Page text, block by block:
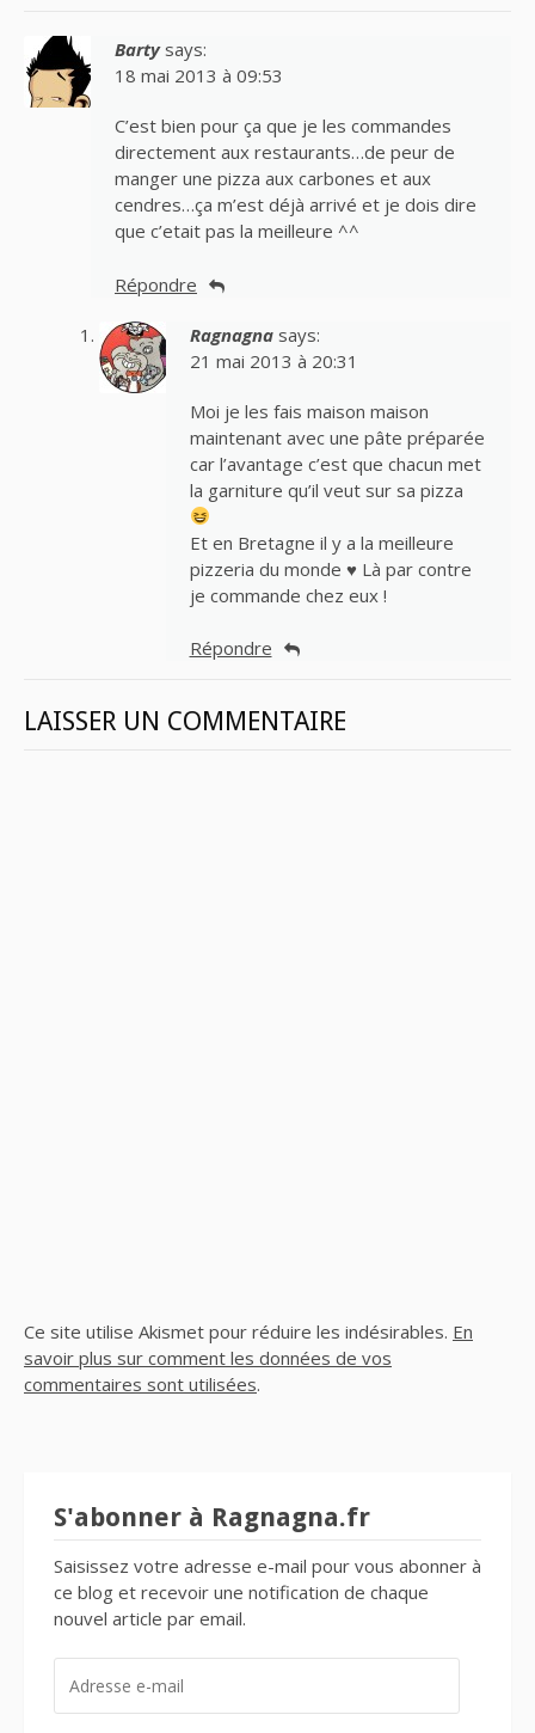
Barty says:
18 mai 2013 à 09:53
C’est bien pour ça que je les commandes
directement aux restaurants…de peur de
manger une pizza aux carbones et aux
cendres…ça m’est déjà arrivé et je dois dire
que c’etait pas la meilleure ^^
Répondre
Ragnagna says:
21 mai 2013 à 20:31
Moi je les fais maison maison
maintenant avec une pâte préparée
car l’avantage c’est que chacun met
la garniture qu’il veut sur sa pizza
Et en Bretagne il y a la meilleure
pizzeria du monde ♥ Là par contre
je commande chez eux !
Répondre
LAISSER UN COMMENTAIRE
Ce site utilise Akismet pour réduire les indésirables. En
savoir plus sur comment les données de vos
commentaires sont utilisées.
S'abonner à Ragnagna.fr
Saisissez votre adresse e-mail pour vous abonner à
ce blog et recevoir une notification de chaque
nouvel article par email.
MAIL